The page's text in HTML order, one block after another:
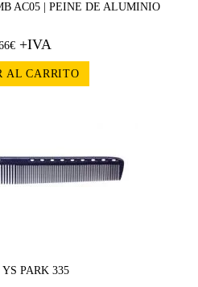
AC05 | PEINE DE ALUMINIO
€ +IVA
AL CARRITO
PARK 335